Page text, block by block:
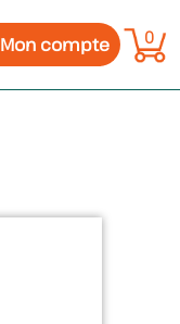
Mon compte 0